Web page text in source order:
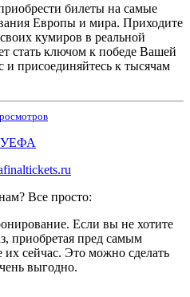
билеты на самые
Европы и мира. Приходите
кумиров в реальной
стать ключом к победе Вашей
присоединяйтесь к тысячам
УЕФА
Все просто:
Если вы не хотите
приобретая пред самым
сейчас. Это можно сделать
выгодно.